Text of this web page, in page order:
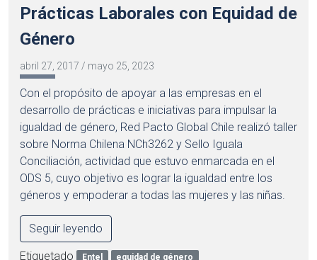
Prácticas Laborales con Equidad de
Género
abril 27, 2017 / mayo 25, 2023
Con el propósito de apoyar a las empresas en el
desarrollo de prácticas e iniciativas para impulsar la
igualdad de género, Red Pacto Global Chile realizó taller
sobre Norma Chilena NCh3262 y Sello Iguala
Conciliación, actividad que estuvo enmarcada en el
ODS 5, cuyo objetivo es lograr la igualdad entre los
géneros y empoderar a todas las mujeres y las niñas.
Seguir leyendo
Etiquetado Entel
equidad de género